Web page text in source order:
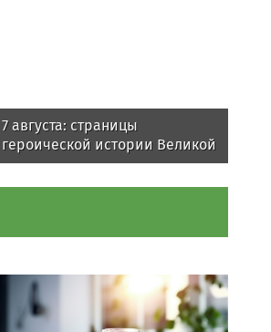
7 августа: страницы
героической истории Великой
Отечественной войны